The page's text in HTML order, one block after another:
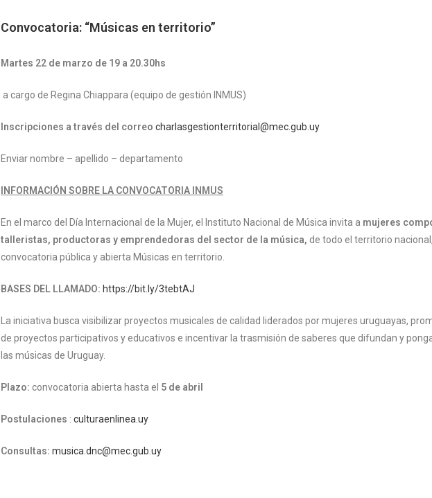
Convocatoria: “Músicas en territorio”
Martes 22 de marzo de 19 a 20.30hs
a cargo de Regina Chiappara (equipo de gestión INMUS)
Inscripciones a través del correo charlasgestionterritorial@mec.gub.uy
Enviar nombre – apellido – departamento
INFORMACIÓN SOBRE LA CONVOCATORIA INMUS
En el marco del Día Internacional de la Mujer, el Instituto Nacional de Música invita a mujeres
talleristas, productoras y emprendedoras del sector de la música, de todo el territorio
convocatoria pública y abierta Músicas en territorio.
BASES DEL LLAMADO: https://bit.ly/3tebtAJ
La iniciativa busca visibilizar proyectos musicales de calidad liderados por mujeres uruguayas,
de proyectos participativos y educativos e incentivar la trasmisión de saberes que difundan y
las músicas de Uruguay.
Plazo: convocatoria abierta hasta el 5 de abril
Postulaciones : culturaenlinea.uy
Consultas: musica.dnc@mec.gub.uy